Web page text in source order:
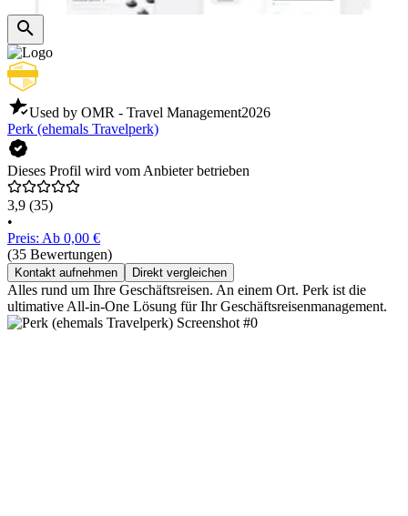
Used by OMR - Travel Management2026
Perk (ehemals Travelperk)
Dieses Profil wird vom Anbieter betrieben
3,9 (35)
•
Preis: Ab 0,00 €
(35 Bewertungen)
Kontakt aufnehmen Direkt vergleichen
Alles rund um Ihre Geschäftsreisen. An einem Ort. Perk ist die
ultimative All-in-One Lösung für Ihr Geschäftsreisenmanagement.